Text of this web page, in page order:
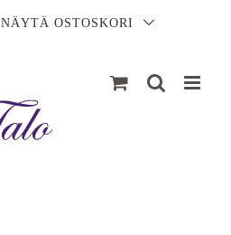
NÄYTÄ OSTOSKORI